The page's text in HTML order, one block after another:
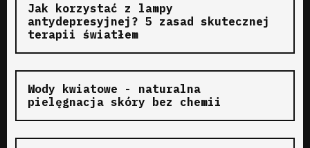
Jak korzystać z lampy
antydepresyjnej? 5 zasad skutecznej
terapii światłem
Wody kwiatowe - naturalna
pielęgnacja skóry bez chemii